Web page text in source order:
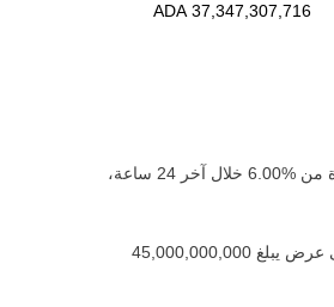
‏‎‏‎37,347,307,716‏‏ ADA‏
من ‏
خلال آخر 24 ساعة،
عرض يبلغ